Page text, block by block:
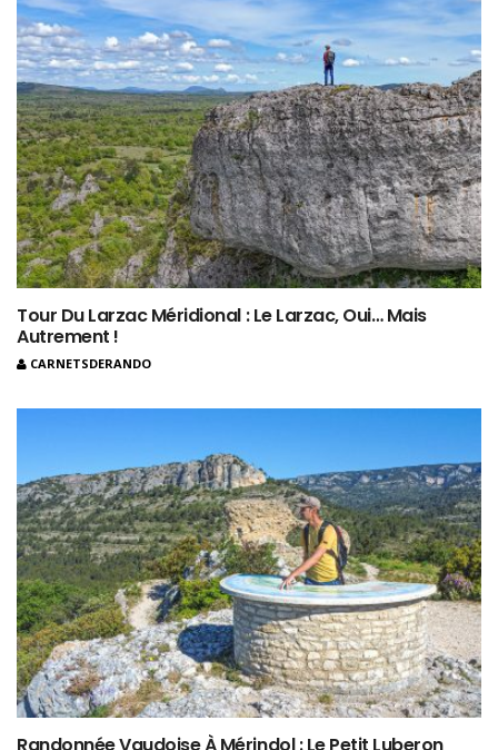
Tour Du Larzac Méridional : Le Larzac, Oui… Mais
Autrement !
CARNETSDERANDO